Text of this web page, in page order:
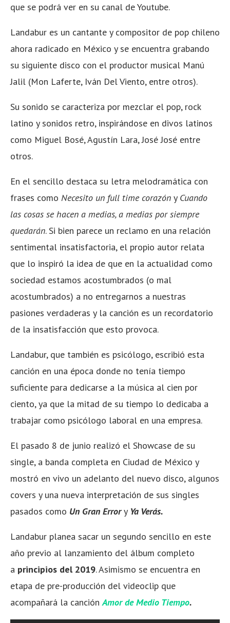
que se podrá ver en su canal de Youtube.
Landabur es un cantante y compositor de pop chileno
ahora radicado en México y se encuentra grabando
su siguiente disco con el productor musical Manú
Jalil (Mon Laferte, Iván Del Viento, entre otros).
Su sonido se caracteriza por mezclar el pop, rock
latino y sonidos retro, inspirándose en divos latinos
como Miguel Bosé, Agustín Lara, José José entre
otros.
En el sencillo destaca su letra melodramática con
frases como Necesito un full time corazón y Cuando
las cosas se hacen a medias, a medias por siempre
quedarán. Si bien parece un reclamo en una relación
sentimental insatisfactoria, el propio autor relata
que lo inspiró la idea de que en la actualidad como
sociedad estamos acostumbrados (o mal
acostumbrados) a no entregarnos a nuestras
pasiones verdaderas y la canción es un recordatorio
de la insatisfacción que esto provoca.
Landabur, que también es psicólogo, escribió esta
canción en una época donde no tenía tiempo
suficiente para dedicarse a la música al cien por
ciento, ya que la mitad de su tiempo lo dedicaba a
trabajar como psicólogo laboral en una empresa.
El pasado 8 de junio realizó el Showcase de su
single, a banda completa en Ciudad de México y
mostró en vivo un adelanto del nuevo disco, algunos
covers y una nueva interpretación de sus singles
pasados como Un Gran Errory Ya Verás.
Landabur planea sacar un segundo sencillo en este
año previo al lanzamiento del álbum completo
a principios del 2019. Asimismo se encuentra en
etapa de pre-producción del videoclip que
acompañará la canciónAmor de Medio Tiempo.